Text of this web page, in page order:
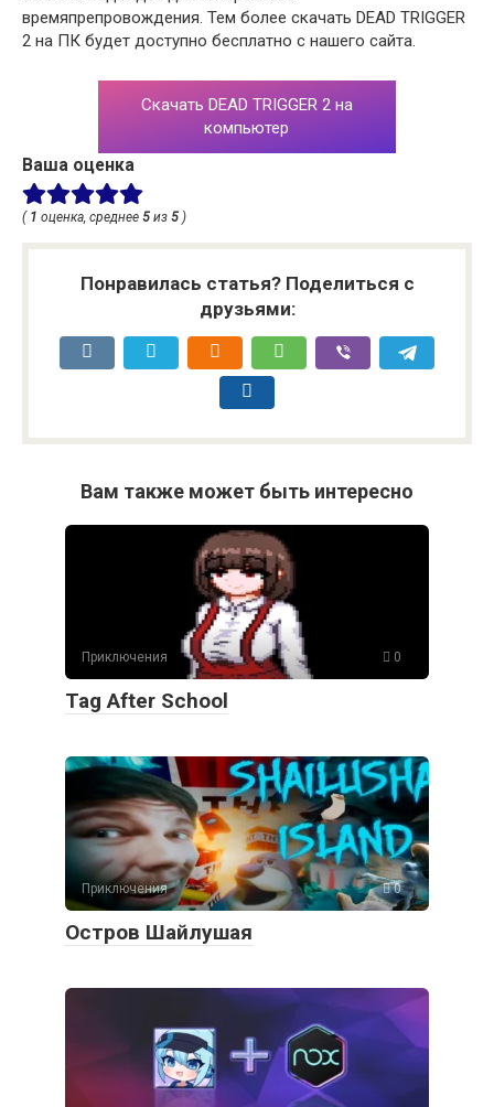
времяпрепровождения. Тем более скачать DEAD TRIGGER
2 на ПК будет доступно бесплатно с нашего сайта.
Скачать DEAD TRIGGER 2 на
компьютер
Ваша оценка
( 1 оценка, среднее 5 из 5 )
Понравилась статья? Поделиться с
друзьями:
Вам также может быть интересно
Приключения 0
Tag After School
Приключения 0
Остров Шайлушая